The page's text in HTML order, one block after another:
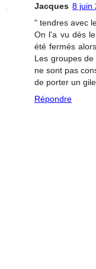
Jacques 8 juin
" tendres avec
On l'a vu dès
été fermés
Les groupes
ne sont pas
de porter un
Répondre